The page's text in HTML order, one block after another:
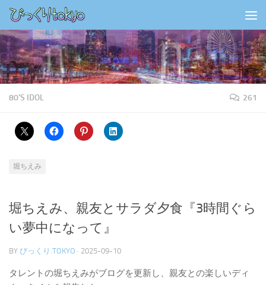
コンテンツの下
80'S IDOL 261
堀ちえみ
堀ちえみ、親友とサラダ夕食『3時間ぐら
い夢中になって』
BY びっくり.TOKYO · 2025-09-10
タレントの堀ちえみがブログを更新し、親友との楽しいディ